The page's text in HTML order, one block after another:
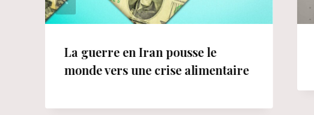
La guerre en Iran pousse le
monde vers une crise alimentaire